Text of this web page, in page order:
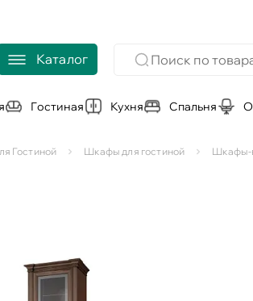
Каталог
Гостиная Кухня Спальня
Гостиной Шкафы для гостиной Шкафы-